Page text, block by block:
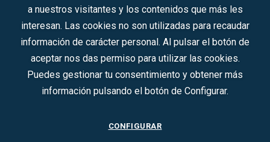
Síguenos en redes sociales:
CONTACTO
a nuestros visitantes y los contenidos que más les
interesan. Las cookies no son utilizadas para recaudar
información de carácter personal. Al pulsar el botón de
aceptar nos das permiso para utilizar las cookies.
Puedes gestionar tu consentimiento y obtener más
información pulsando el botón de Configurar.
CONFIGURAR